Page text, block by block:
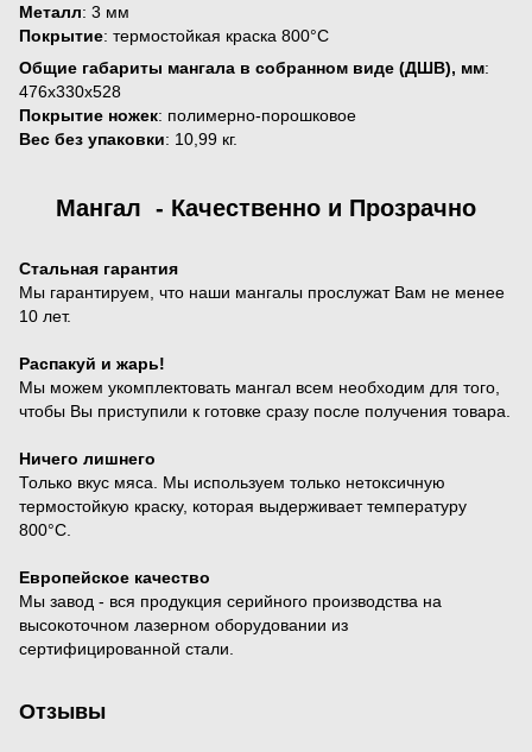
Металл: 3 мм
Покрытие: термостойкая краска 800°С
Общие габариты мангала в собранном виде (ДШВ), мм:
476х330х528
Покрытие ножек: полимерно-порошковое
Вес без упаковки: 10,99 кг.
Мангал - Качественно и Прозрачно
Стальная гарантия
Мы гарантируем, что наши мангалы прослужат Вам не менее
10 лет.
Распакуй и жарь!
Мы можем укомплектовать мангал всем необходим для того,
чтобы Вы приступили к готовке сразу после получения товара.
Ничего лишнего
Только вкус мяса. Мы используем только нетоксичную
термостойкую краску, которая выдерживает температуру
800°С.
Европейское качество
Мы завод - вся продукция серийного производства на
высокоточном лазерном оборудовании из
сертифицированной стали.
Отзывы